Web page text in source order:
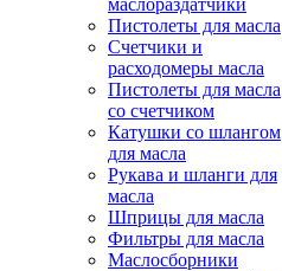
маслораздатчики
Пистолеты для масла
Счетчики и
расходомеры масла
Пистолеты для масла
со счетчиком
Катушки со шлангом
для масла
Рукава и шланги для
масла
Шприцы для масла
Фильтры для масла
Маслосборники